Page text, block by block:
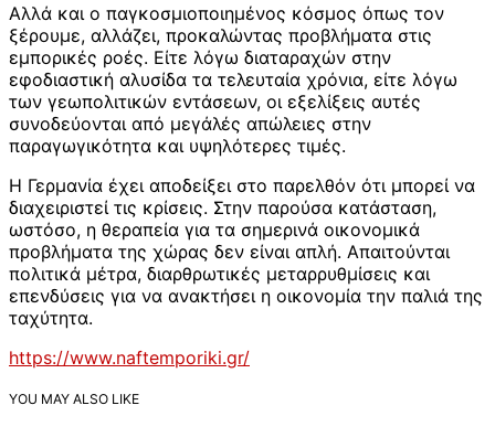
Αλλά και ο παγκοσμιοποιημένος κόσμος όπως τον
ξέρουμε, αλλάζει, προκαλώντας προβλήματα στις
εμπορικές ροές. Είτε λόγω διαταραχών στην
εφοδιαστική αλυσίδα τα τελευταία χρόνια, είτε λόγω
των γεωπολιτικών εντάσεων, οι εξελίξεις αυτές
συνοδεύονται από μεγάλές απώλειες στην
παραγωγικότητα και υψηλότερες τιμές.
Η Γερμανία έχει αποδείξει στο παρελθόν ότι μπορεί να
διαχειριστεί τις κρίσεις. Στην παρούσα κατάσταση,
ωστόσο, η θεραπεία για τα σημερινά οικονομικά
προβλήματα της χώρας δεν είναι απλή. Απαιτούνται
πολιτικά μέτρα, διαρθρωτικές μεταρρυθμίσεις και
επενδύσεις για να ανακτήσει η οικονομία την παλιά της
ταχύτητα.
https://www.naftemporiki.gr/
YOU MAY ALSO LIKE